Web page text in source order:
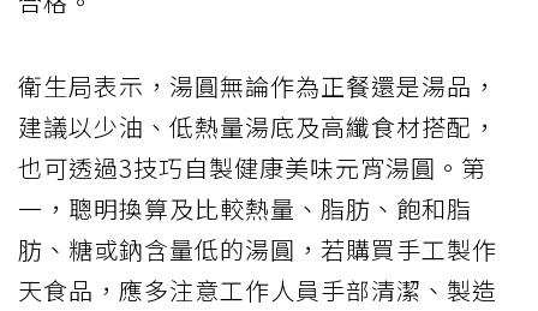
衛生局表示，湯圓無論作為正餐還是湯品，
建議以少油、低熱量湯底及高纖食材搭配，
也可透過3技巧自製健康美味元宵湯圓。第
一，聰明換算及比較熱量、脂肪、飽和脂
肪、糖或鈉含量低的湯圓，若購買手工製作
天食品，應多注意工作人員手部清潔、製造